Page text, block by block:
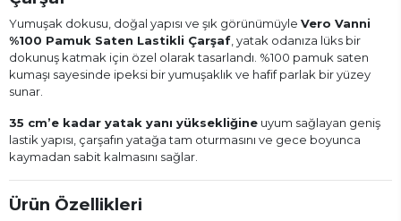
Yumuşak dokusu, doğal yapısı ve şık görünümüyle Vero Vanni
%100 Pamuk Saten Lastikli Çarşaf , yatak odanıza lüks bir
dokunuş katmak için özel olarak tasarlandı. %100 pamuk saten
kumaşı sayesinde ipeksi bir yumuşaklık ve hafif parlak bir yüzey
sunar.
35 cm’e kadar yatak yanı yüksekliğine uyum sağlayan geniş
lastik yapısı, çarşafın yatağa tam oturmasını ve gece boyunca
kaymadan sabit kalmasını sağlar.
Ürün Özellikleri